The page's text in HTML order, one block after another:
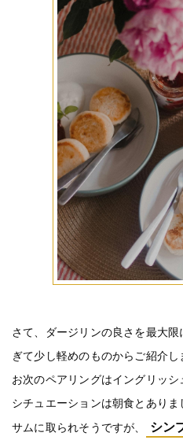
さて、ダージリンの良さを最大
ぎて少し軽めのものからご紹介し
お次のペアリングはイングリッシ
シチュエーションは朝食とあり
サムに取られそうですが、
シン